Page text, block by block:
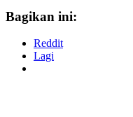
Bagikan ini:
Reddit
Lagi